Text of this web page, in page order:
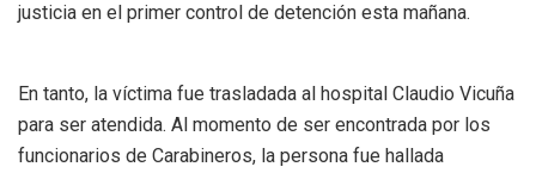
justicia en el primer control de detención esta mañana.
En tanto, la víctima fue trasladada al hospital Claudio Vicuña
para ser atendida. Al momento de ser encontrada por los
funcionarios de Carabineros, la persona fue hallada